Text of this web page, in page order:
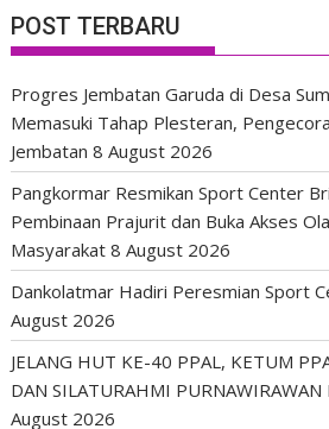
POST TERBARU
Progres Jembatan Garuda di Desa
Memasuki Tahap Plesteran,
Jembatan 8 August 2026
Pangkormar Resmikan Sport Center
Pembinaan Prajurit dan Buka Akses
Masyarakat 8 August 2026
Dankolatmar Hadiri Peresmian Sport
August 2026
JELANG HUT KE-40 PPAL, KETUM
DAN SILATURAHMI
August 2026